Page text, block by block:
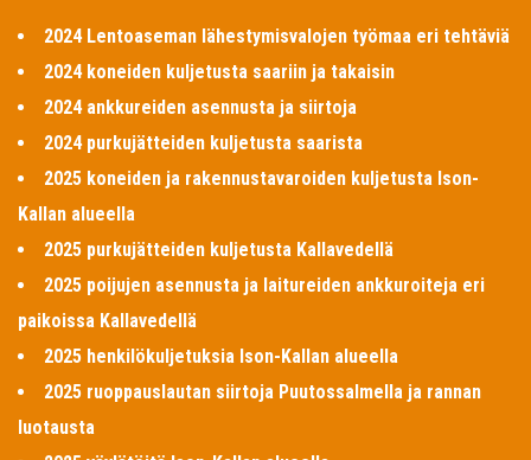
2024 Lentoaseman lähestymisvalojen työmaa eri tehtäviä
2024 koneiden kuljetusta saariin ja takaisin
2024 ankkureiden asennusta ja siirtoja
2024 purkujätteiden kuljetusta saarista
2025 koneiden ja rakennustavaroiden kuljetusta Ison-
Kallan alueella
2025 purkujätteiden kuljetusta Kallavedellä
2025 poijujen asennusta ja laitureiden ankkuroiteja eri
paikoissa Kallavedellä
2025 henkilökuljetuksia Ison-Kallan alueella
2025 ruoppauslautan siirtoja Puutossalmella ja rannan
luotausta